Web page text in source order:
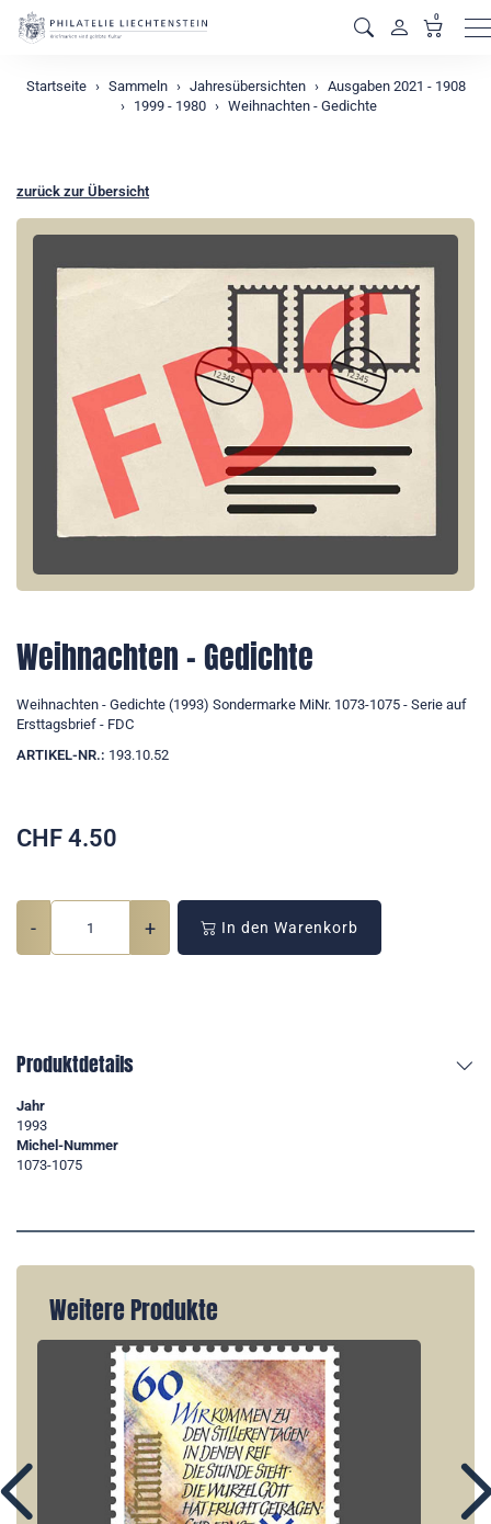
0
Startseite Sammeln Jahresübersichten
Ausgaben 2021 - 1908
1999 - 1980
Weihnachten - Gedichte
zurück zur Übersicht
Weihnachten - Gedichte
Weihnachten - Gedichte (1993) Sondermarke MiNr. 1073-1075 - Serie auf
Ersttagsbrief - FDC
ARTIKEL-NR.: 193.10.52
CHF 4.50
- + In den Warenkorb
Produktdetails
Jahr
1993
Michel-Nummer
1073-1075
Weitere Produkte